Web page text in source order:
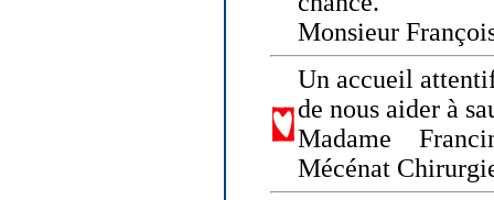
Monsieur
Un accueil
de nous aider à
Madame
Mécénat